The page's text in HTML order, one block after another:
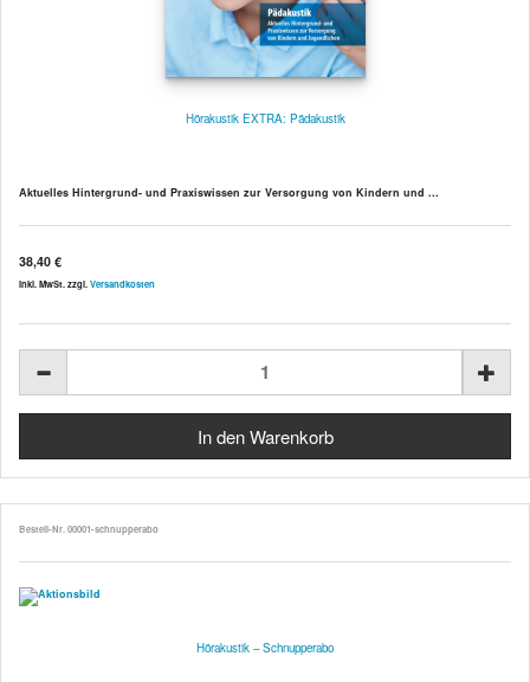
Hörakustik EXTRA: Pädakustik
Aktuelles Hintergrund- und Praxiswissen zur Versorgung von Kindern und ...
38,40 €
inkl. MwSt. zzgl. Versandkosten
Bestell-Nr. 00001-schnupperabo
Hörakustik – Schnupperabo